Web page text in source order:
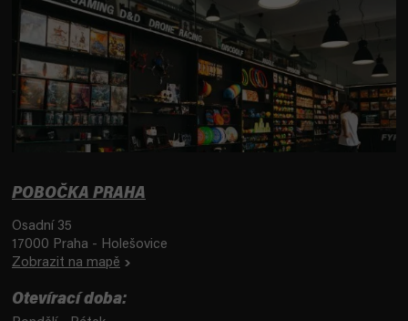
POBOČKA PRAHA
Osadní 35
17000 Praha - Holešovice
Zobrazit na mapě
Otevírací doba: